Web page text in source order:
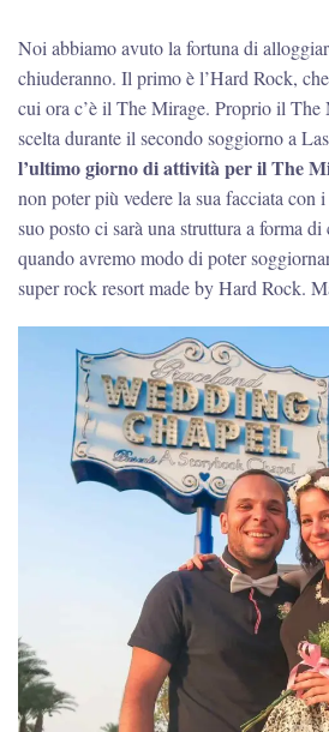
Noi abbiamo avuto la fortuna di
chiuderanno. Il primo è l’Hard Rock,
cui ora c’è il The Mirage. Proprio il The
scelta durante il secondo soggiorno a
l’ultimo giorno di attività per il The
non poter più vedere la sua facciata con
suo posto ci sarà una struttura a forma
quando avremo modo di poter
super rock resort made by Hard Rock.